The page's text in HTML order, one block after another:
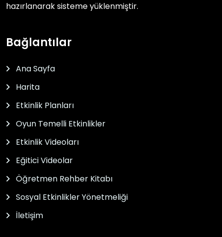
hazırlanarak sisteme yüklenmiştir.
Bağlantılar
Ana Sayfa
Harita
Etkinlik Planları
Oyun Temelli Etkinlikler
Etkinlik Videoları
Eğitici Videolar
Öğretmen Rehber Kitabı
Sosyal Etkinlikler Yönetmeliği
İletişim